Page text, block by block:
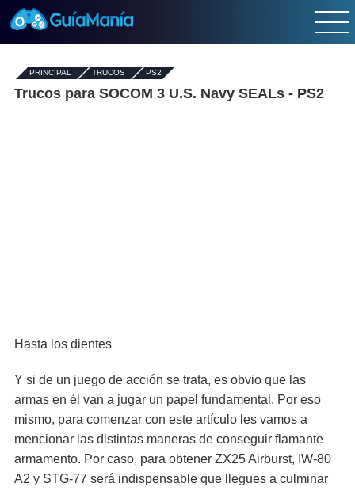
PRINCIPAL - TRUCOS- PS2
Trucos para SOCOM 3 U.S. Navy SEALs - PS2
Hasta los dientes
Y si de un juego de acción se trata, es obvio que las
armas en él van a jugar un papel fundamental. Por eso
mismo, para comenzar con este artículo les vamos a
mencionar las distintas maneras de conseguir flamante
armamento. Por caso, para obtener ZX25 Airburst, IW-80
A2 y STG-77 será indispensable que llegues a culminar